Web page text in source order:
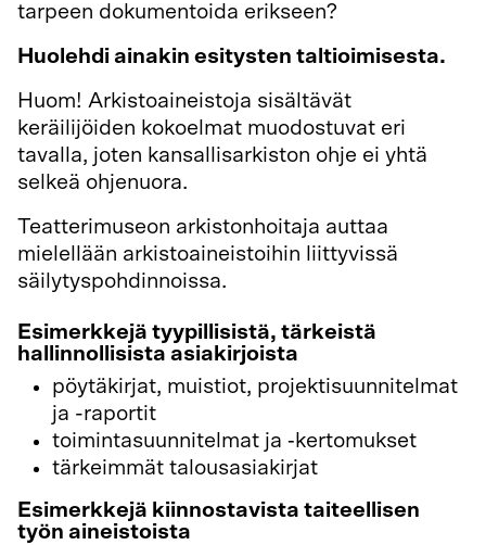
tarpeen dokumentoida erikseen?
Huolehdi ainakin esitysten taltioimisesta.
Huom! Arkistoaineistoja sisältävät
keräilijöiden kokoelmat muodostuvat eri
tavalla, joten kansallisarkiston ohje ei yhtä
selkeä ohjenuora.
Teatterimuseon arkistonhoitaja auttaa
mielellään arkistoaineistoihin liittyvissä
säilytyspohdinnoissa.
Esimerkkejä tyypillisistä, tärkeistä
hallinnollisista asiakirjoista
pöytäkirjat, muistiot, projektisuunnitelmat
ja -raportit
toimintasuunnitelmat ja ‑kertomukset
tärkeimmät talousasiakirjat
Esimerkkejä kiinnostavista taiteellisen
työn aineistoista